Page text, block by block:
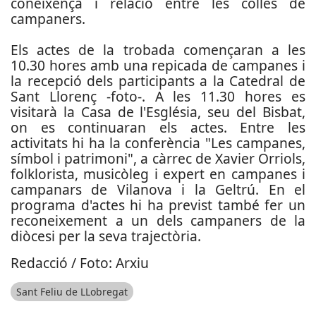
campaners.
Els actes de la trobada començaran a les
10.30 hores amb una repicada de campanes i
la recepció dels participants a la Catedral de
Sant Llorenç -foto-. A les 11.30 hores es
visitarà la Casa de l'Església, seu del Bisbat,
on es continuaran els actes. Entre les
activitats hi ha la conferència "Les campanes,
símbol i patrimoni", a càrrec de Xavier Orriols,
folklorista, musicòleg i expert en campanes i
campanars de Vilanova i la Geltrú. En el
programa d'actes hi ha previst també fer un
reconeixement a un dels campaners de la
diòcesi per la seva trajectòria.
Redacció / Foto: Arxiu
Sant Feliu de LLobregat